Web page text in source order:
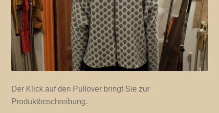
Der Klick auf den Pullover bringt Sie zur
Produktbeschreibung.